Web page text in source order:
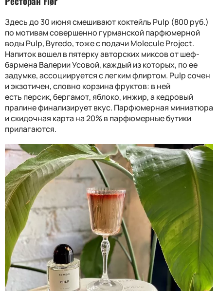
Здесь до 30 июня смешивают коктейль Pulp (800 руб.)
по мотивам совершенно гурманской парфюмерной
воды Pulp, Byredo, тоже с подачи Molecule Project.
Напиток вошел в пятерку авторских миксов от шеф-
бармена Валерии Усовой, каждый из которых, по ее
задумке, ассоциируется с легким флиртом. Pulp сочен
и экзотичен, словно корзина фруктов: в ней
есть персик, бергамот, яблоко, инжир, а кедровый
пралине финализирует вкус. Парфюмерная миниатюра
и скидочная карта на 20% в парфюмерные бутики
прилагаются.